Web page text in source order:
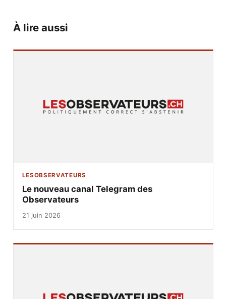
À lire aussi
LESOBSERVATEURS
Le nouveau canal Telegram des
Observateurs
21 juin 2026